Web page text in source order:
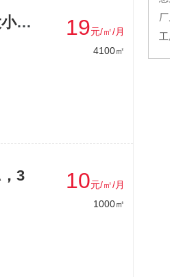
西丽阳光工业区楼上4100㎡厂房出租19块，大小面积可以分组 19元/㎡/月
4100㎡
3 10元/㎡/月
1000㎡